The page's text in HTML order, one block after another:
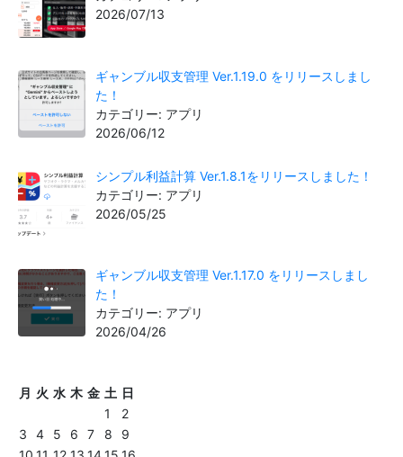
2026/07/13
ギャンブル収支管理 Ver.1.19.0 をリリースしまし
た！
カテゴリー: アプリ
2026/06/12
シンプル利益計算 Ver.1.8.1をリリースしました！
カテゴリー: アプリ
2026/05/25
ギャンブル収支管理 Ver.1.17.0 をリリースしまし
た！
カテゴリー: アプリ
2026/04/26
月 火 水 木 金 土 日
1
2
3
4 5 6 7 8
9